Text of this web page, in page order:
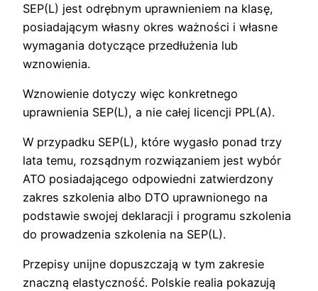
SEP(L) jest odrębnym uprawnieniem na klasę,
posiadającym własny okres ważności i własne
wymagania dotyczące przedłużenia lub
wznowienia.
Wznowienie dotyczy więc konkretnego
uprawnienia SEP(L), a nie całej licencji PPL(A).
W przypadku SEP(L), które wygasło ponad trzy
lata temu, rozsądnym rozwiązaniem jest wybór
ATO posiadającego odpowiedni zatwierdzony
zakres szkolenia albo DTO uprawnionego na
podstawie swojej deklaracji i programu szkolenia
do prowadzenia szkolenia na SEP(L).
Przepisy unijne dopuszczają w tym zakresie
znaczną elastyczność. Polskie realia pokazują